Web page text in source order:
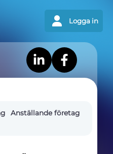
Logga in
Anställande företag